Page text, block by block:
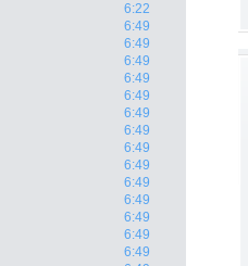
6:22
6:49
6:49
6:49
6:49
6:49
6:49
6:49
6:49
6:49
6:49
6:49
6:49
6:49
6:49